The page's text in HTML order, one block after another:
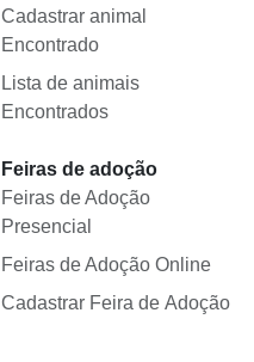
Cadastrar animal
Encontrado
Lista de animais
Encontrados
Feiras de adoção
Feiras de Adoção
Presencial
Feiras de Adoção Online
Cadastrar Feira de Adoção